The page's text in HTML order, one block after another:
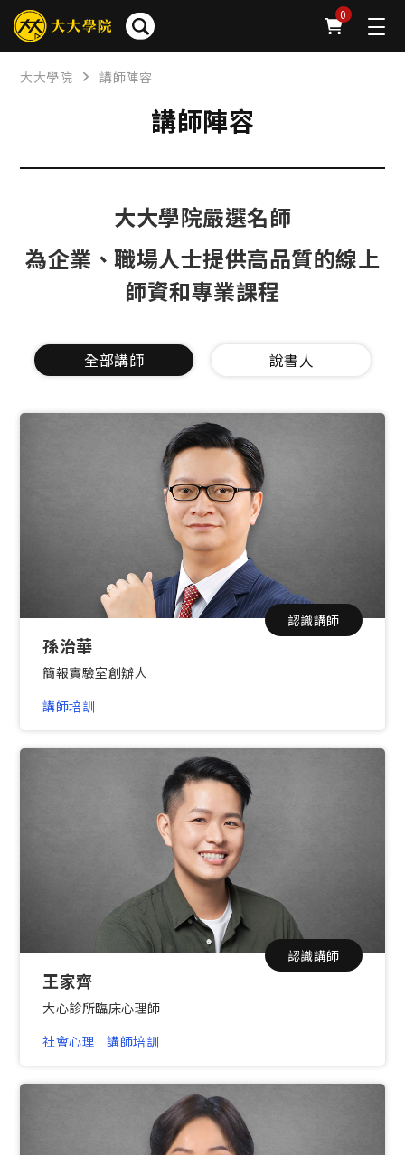
0
大大學院 講師陣容
講師陣容
大大學院嚴選名師
為企業、職場人士提供高品質的線上
師資和專業課程
全部講師 說書人
認識講師
孫治華
簡報實驗室創辦人
講師培訓
認識講師
王家齊
大心診所臨床心理師
社會心理
講師培訓